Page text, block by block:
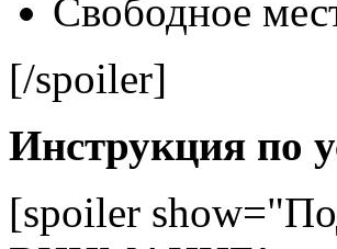
Свободное
[/spoiler]
Инструкция по
[spoiler